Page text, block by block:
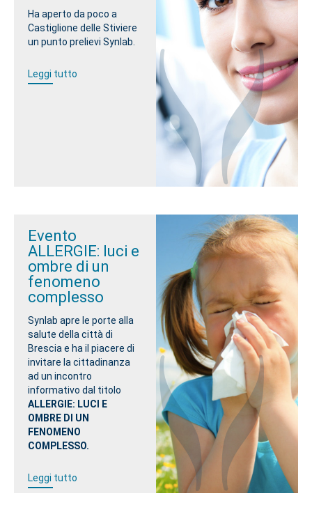
Ha aperto da poco a
Castiglione delle Stiviere
un punto prelievi Synlab.
Leggi tutto
Evento
ALLERGIE: luci e
ombre di un
fenomeno
complesso
Synlab apre le porte alla
salute della città di
Brescia e ha il piacere di
invitare la cittadinanza
ad un incontro
informativo dal titolo
ALLERGIE: LUCI E
OMBRE DI UN
FENOMENO
COMPLESSO.
Leggi tutto